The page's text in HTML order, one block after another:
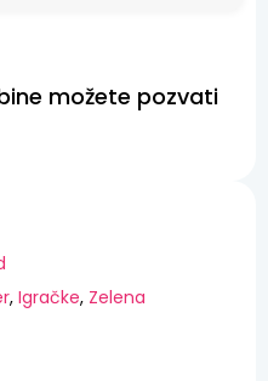
, Igračke, Zelena
možete pozvati